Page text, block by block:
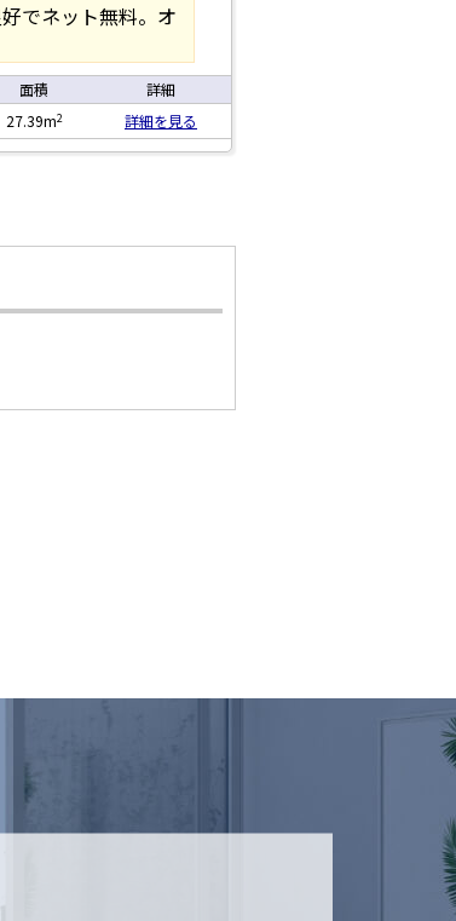
でネット無料。オ
面積
詳細
27.39m2 詳細を見る